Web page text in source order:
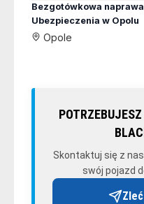
Bezgotówkowa
Ubezpieczenia w Opolu
Opole
Skontaktuj się z
swój pojazd